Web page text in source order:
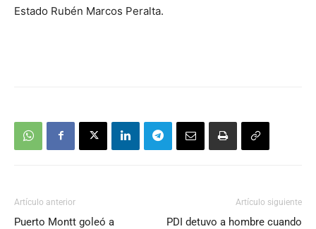
Estado Rubén Marcos Peralta.
Artículo anterior
Puerto Montt goleó a
Artículo siguiente
PDI detuvo a hombre cuando